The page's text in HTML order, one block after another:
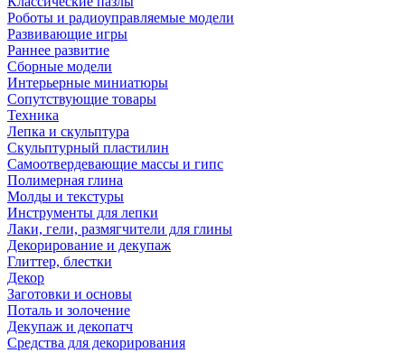
Роботы и радиоуправляемые модели
Развивающие игры
Раннее развитие
Сборные модели
Интерьерные миниатюры
Сопутствующие товары
Техника
Лепка и скульптура
Скульптурный пластилин
Самоотвердевающие массы и гипс
Полимерная глина
Молды и текстуры
Инструменты для лепки
Лаки, гели, размягчители для глины
Декорирование и декупаж
Глиттер, блестки
Декор
Заготовки и основы
Поталь и золочение
Декупаж и декопатч
Средства для декорирования